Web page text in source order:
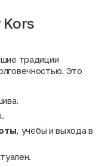
Kors
традиции
Это
, учёбы и выхода в